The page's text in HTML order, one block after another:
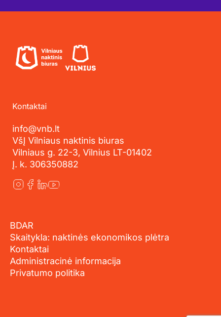
Kontaktai
info@vnb.lt
VšĮ Vilniaus naktinis biuras
Vilniaus g. 22-3, Vilnius LT-01402
Į. k. 306350882
BDAR
Skaitykla: naktinės ekonomikos plėtra
Kontaktai
Administracinė informacija
Privatumo politika